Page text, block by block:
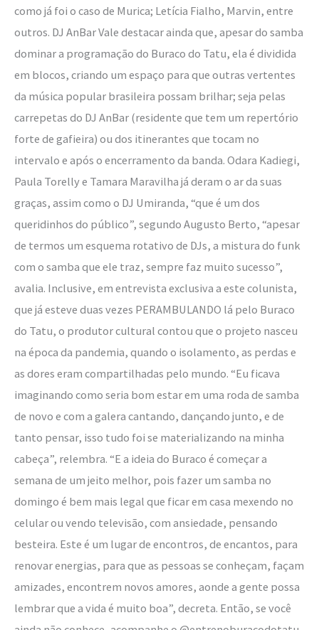
como já foi o caso de Murica; Letícia Fialho, Marvin, entre
outros. DJ AnBar Vale destacar ainda que, apesar do samba
dominar a programação do Buraco do Tatu, ela é dividida
em blocos, criando um espaço para que outras vertentes
da música popular brasileira possam brilhar; seja pelas
carrepetas do DJ AnBar (residente que tem um repertório
forte de gafieira) ou dos itinerantes que tocam no
intervalo e após o encerramento da banda. Odara Kadiegi,
Paula Torelly e Tamara Maravilha já deram o ar da suas
graças, assim como o DJ Umiranda, “que é um dos
queridinhos do público”, segundo Augusto Berto, “apesar
de termos um esquema rotativo de DJs, a mistura do funk
com o samba que ele traz, sempre faz muito sucesso”,
avalia. Inclusive, em entrevista exclusiva a este colunista,
que já esteve duas vezes PERAMBULANDO lá pelo Buraco
do Tatu, o produtor cultural contou que o projeto nasceu
na época da pandemia, quando o isolamento, as perdas e
as dores eram compartilhadas pelo mundo. “Eu ficava
imaginando como seria bom estar em uma roda de samba
de novo e com a galera cantando, dançando junto, e de
tanto pensar, isso tudo foi se materializando na minha
cabeça”, relembra. “E a ideia do Buraco é começar a
semana de um jeito melhor, pois fazer um samba no
domingo é bem mais legal que ficar em casa mexendo no
celular ou vendo televisão, com ansiedade, pensando
besteira. Este é um lugar de encontros, de encantos, para
renovar energias, para que as pessoas se conheçam, façam
amizades, encontrem novos amores, aonde a gente possa
lembrar que a vida é muito boa”, decreta. Então, se você